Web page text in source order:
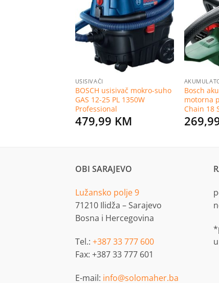
Dodaj
na
listu
želja
USISIVAČI
BOSCH usisivač mokro-suho
GAS 12-25 PL 1350W
Professional
479,99 KM
Bosch
motorna
Chain 18
OBI SARAJEVO
Lužansko polje 9
71210 Ilidža – Sarajevo
Bosna i Hercegovina
Tel.: +387 33 777 600
Fax: +387 33 777 601
E-mail: info@solomaher.ba